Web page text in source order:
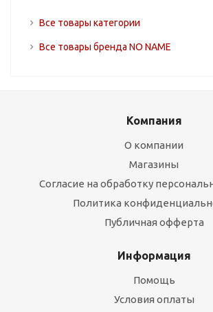
Все товары категории
Все товары бренда NO NAME
Компания
О компании
Магазины
Согласие на обработку
Политика
Публичная офферта
Информация
Помощь
Условия оплаты